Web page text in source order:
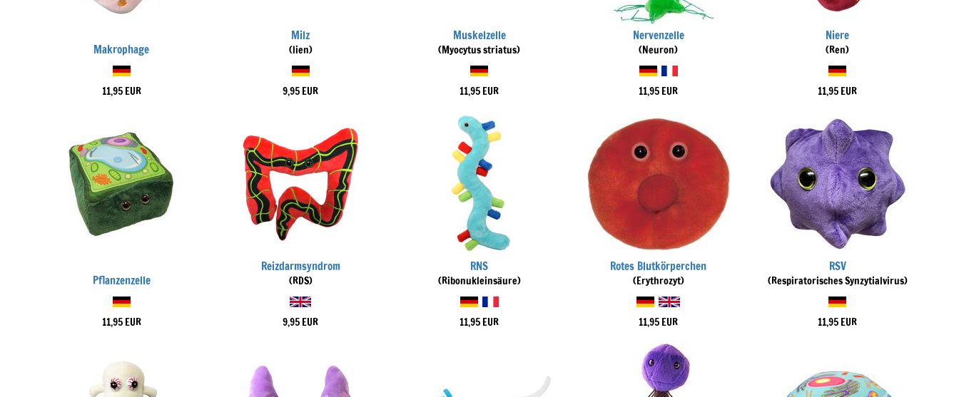
Makrophage
11,95 EUR
Milz
(lien)
9,95 EUR
Muskelzelle
(Myocytus striatus)
11,95 EUR
Nervenzelle
(Neuron)
11,95 EUR
Niere
(Ren)
11,95 EUR
Pflanzenzelle
11,95 EUR
Reizdarmsyndrom
(RDS)
9,95 EUR
RNS
(Ribonukleinsäure)
11,95 EUR
Rotes Blutkörperchen
(Erythrozyt)
11,95 EUR
RSV
(Respiratorisches Synzytialvirus)
11,95 EUR